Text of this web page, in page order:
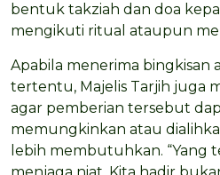
bentuk takziah dan doa
mengikuti ritual ataupun
Apabila menerima bingkisan
tertentu, Majelis Tarjih juga
agar pemberian tersebut
memungkinkan atau
lebih membutuhkan. “Yang